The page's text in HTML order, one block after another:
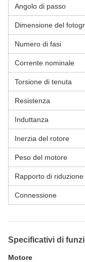
Angolo di passo
Dimensione del
Numero di fasi
Corrente nominale
Torsione di tenuta
Resistenza
Induttanza
Inerzia del rotore
Peso del motore
Rapporto di
Connessione
Specificativi di
Motore